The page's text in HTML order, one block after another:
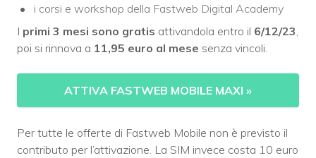
i corsi e workshop della Fastweb Digital Academy
I primi 3 mesi sono gratis attivandola entro il 6/12/23,
poi si rinnova a 11,95 euro al mese senza vincoli.
ATTIVA FASTWEB MOBILE MAXI »
Per tutte le offerte di Fastweb Mobile non è previsto il
contributo per l’attivazione. La SIM invece costa 10 euro